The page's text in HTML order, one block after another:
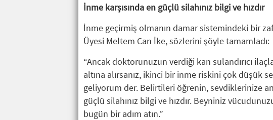
İnme karşısında en güçlü silahınız bilgi ve hızdır
İnme geçirmiş olmanın damar sistemindeki bir
Üyesi Meltem Can İke, sözlerini şöyle tamamladı:
“Ancak doktorunuzun verdiği kan sulandırıcı
altına alırsanız, ikinci bir inme riskini çok düşük
geliyorum der. Belirtileri öğrenin, sevdiklerinize
güçlü silahınız bilgi ve hızdır. Beyniniz
bugün bir adım atın.”